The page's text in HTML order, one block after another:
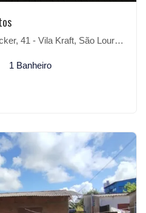
- Vila Kraft, São Lourenço do Sul-RS
1 Banheiro